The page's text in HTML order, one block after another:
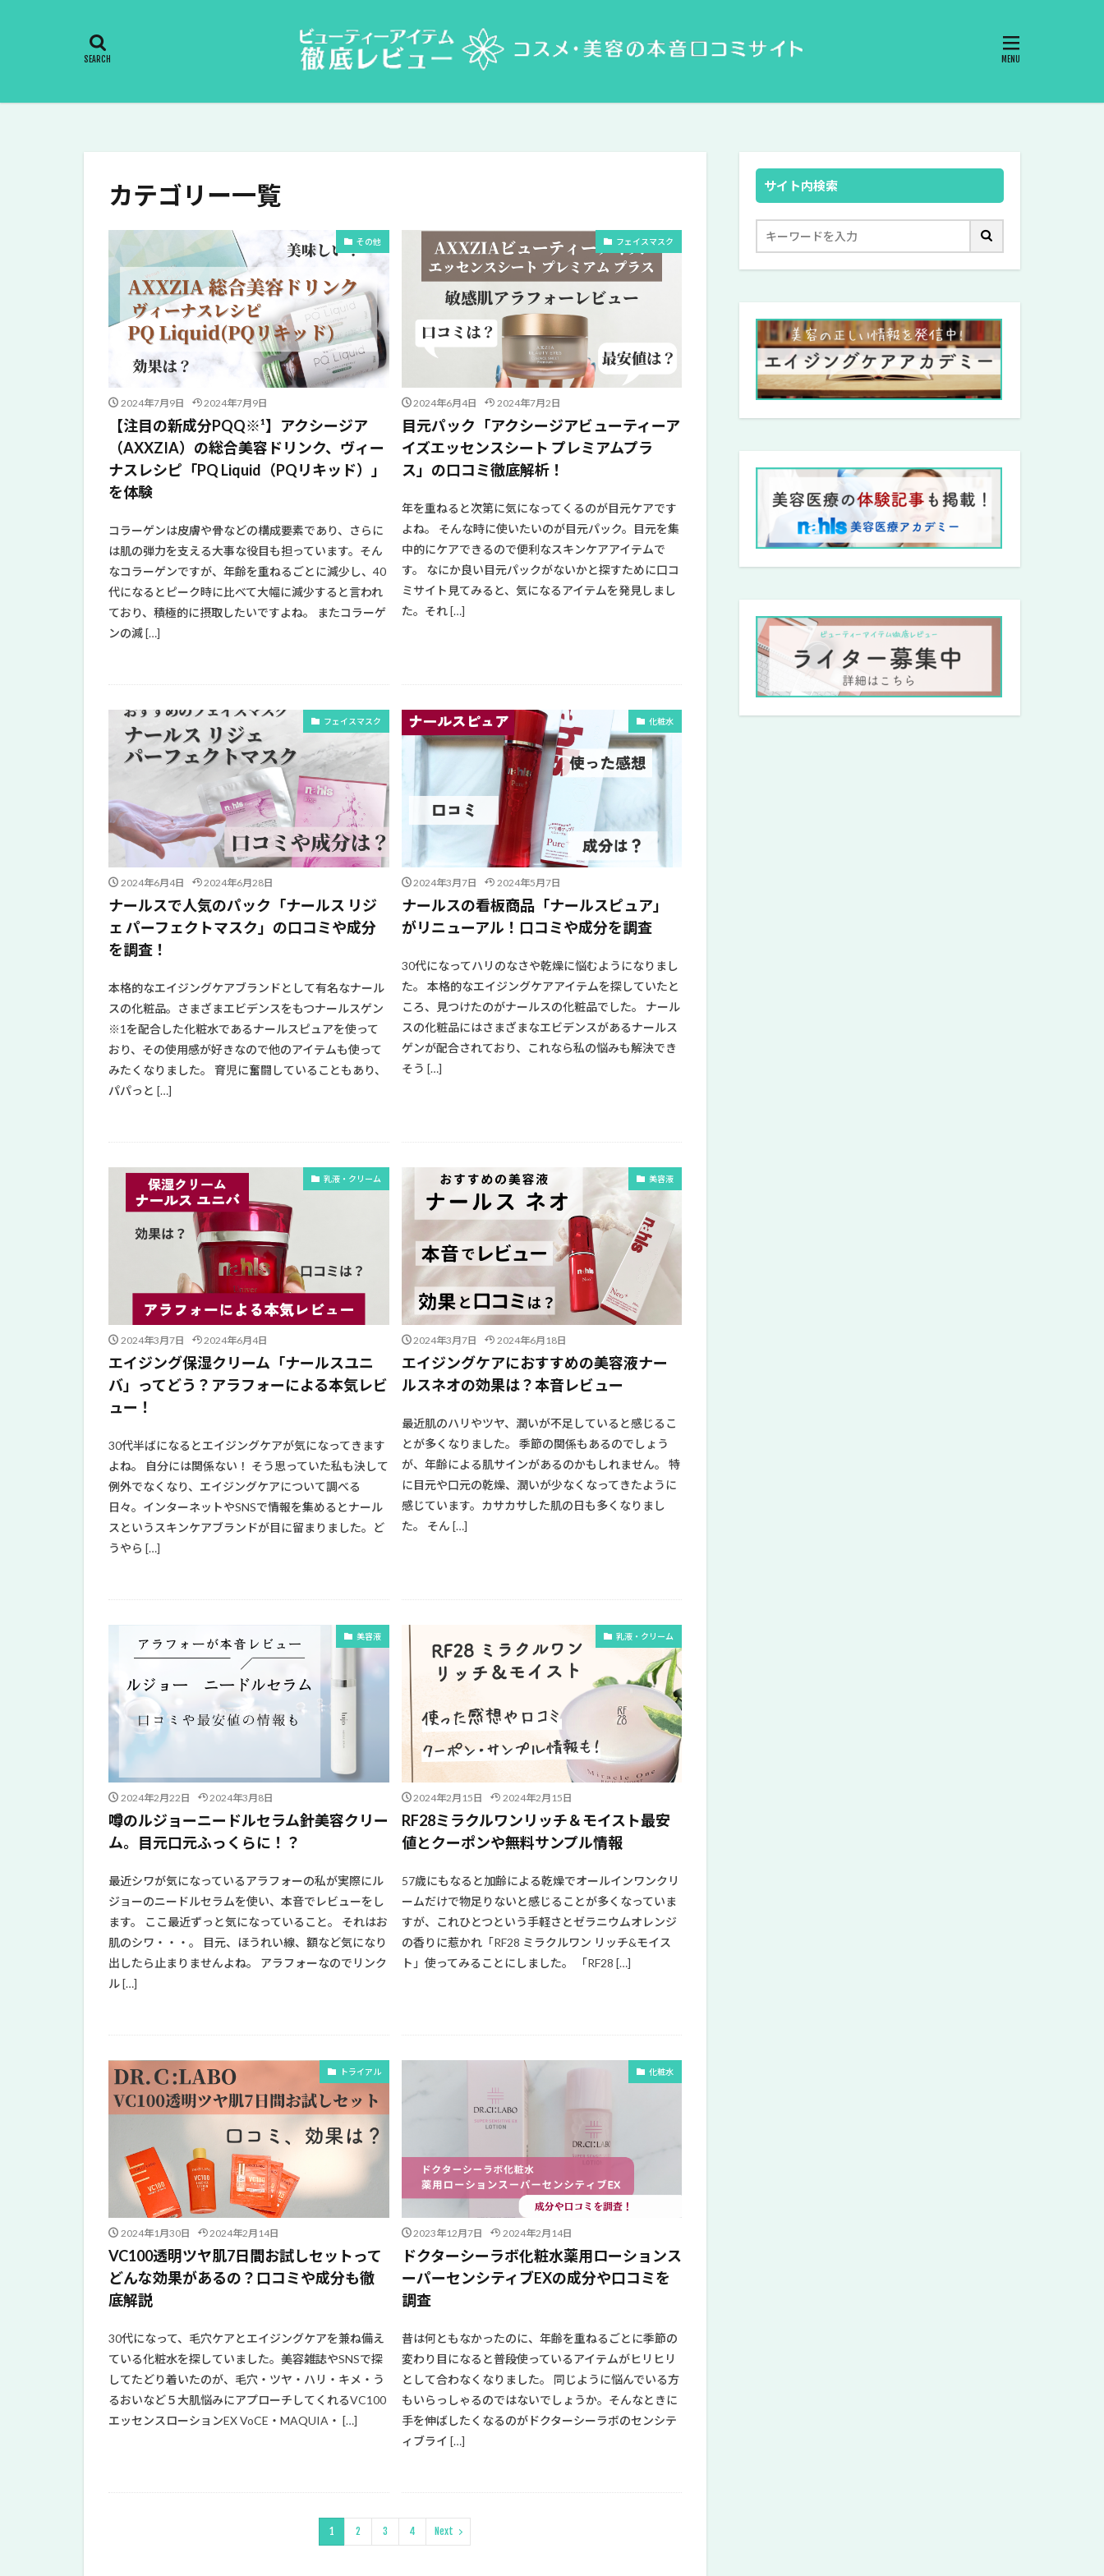
カテゴリー一覧
その他
2024年7月9日 2024年7月9日
【注目の新成分PQQ※¹】アクシージア
（AXXZIA）の総合美容ドリンク、ヴィー
ナスレシピ「PQ Liquid（PQリキッド）」
を体験
コラーゲンは皮膚や骨などの構成要素であり、さらに
は肌の弾力を支える大事な役目も担っています。そん
なコラーゲンですが、年齢を重ねるごとに減少し、40
代になるとピーク時に比べて大幅に減少すると言われ
ており、積極的に摂取したいですよね。 またコラーゲ
ンの減 […]
フェイスマスク
2024年6月4日 2024年7月2日
目元パック「アクシージアビューティーア
イズエッセンスシート プレミアムプラ
ス」の口コミ徹底解析！
年を重ねると次第に気になってくるのが目元ケアです
よね。 そんな時に使いたいのが目元パック。目元を集
中的にケアできるので便利なスキンケアアイテムで
す。 なにか良い目元パックがないかと探すために口コ
ミサイト見てみると、気になるアイテムを発見しまし
た。それ […]
フェイスマスク
2024年6月4日 2024年6月28日
ナールスで人気のパック「ナールス リジ
ェ パーフェクトマスク」の口コミや成分
を調査！
本格的なエイジングケアブランドとして有名なナール
スの化粧品。さまざまエビデンスをもつナールスゲン
※1を配合した化粧水であるナールスピュアを使って
おり、その使用感が好きなので他のアイテムも使って
みたくなりました。 育児に奮闘していることもあり、
パパっと […]
化粧水
2024年3月7日 2024年5月7日
ナールスの看板商品「ナールスピュア」
がリニューアル！口コミや成分を調査
30代になってハリのなさや乾燥に悩むようになりまし
た。 本格的なエイジングケアアイテムを探していたと
ころ、見つけたのがナールスの化粧品でした。 ナール
スの化粧品にはさまざまなエビデンスがあるナールス
ゲンが配合されており、これなら私の悩みも解決でき
そう […]
乳液・クリーム
2024年3月7日 2024年6月4日
エイジング保湿クリーム「ナールスユニ
バ」ってどう？アラフォーによる本気レビ
ュー！
30代半ばになるとエイジングケアが気になってきます
よね。 自分には関係ない！ そう思っていた私も決して
例外でなくなり、エイジングケアについて調べる
日々。インターネットやSNSで情報を集めるとナール
スというスキンケアブランドが目に留まりました。ど
うやら […]
美容液
2024年3月7日 2024年6月18日
エイジングケアにおすすめの美容液ナー
ルスネオの効果は？本音レビュー
最近肌のハリやツヤ、潤いが不足していると感じるこ
とが多くなりました。 季節の関係もあるのでしょう
が、年齢による肌サインがあるのかもしれません。 特
に目元や口元の乾燥、潤いが少なくなってきたように
感じています。カサカサした肌の日も多くなりまし
た。 そん […]
美容液
2024年2月22日 2024年3月8日
噂のルジョーニードルセラム針美容クリー
ム。目元口元ふっくらに！？
最近シワが気になっているアラフォーの私が実際にル
ジョーのニードルセラムを使い、本音でレビューをし
ます。 ここ最近ずっと気になっていること。 それはお
肌のシワ・・・。 目元、ほうれい線、額など気になり
出したら止まりませんよね。 アラフォーなのでリンク
ル […]
乳液・クリーム
2024年2月15日 2024年2月15日
RF28ミラクルワンリッチ＆モイスト最安
値とクーポンや無料サンプル情報
57歳にもなると加齢による乾燥でオールインワンクリ
ームだけで物足りないと感じることが多くなっていま
すが、これひとつという手軽さとゼラニウムオレンジ
の香りに惹かれ「RF28 ミラクルワン リッチ&モイス
ト」使ってみることにしました。 「RF28 […]
トライアル
2024年1月30日 2024年2月14日
VC100透明ツヤ肌7日間お試しセットって
どんな効果があるの？口コミや成分も徹
底解説
30代になって、毛穴ケアとエイジングケアを兼ね備え
ている化粧水を探していました。美容雑誌やSNSで探
してたどり着いたのが、毛穴・ツヤ・ハリ・キメ・う
るおいなど５大肌悩みにアプローチしてくれるVC100
エッセンスローションEX VoCE・MAQUIA・ […]
化粧水
2023年12月7日 2024年2月14日
ドクターシーラボ化粧水薬用ローションス
ーパーセンシティブEXの成分や口コミを
調査
昔は何ともなかったのに、年齢を重ねるごとに季節の
変わり目になると普段使っているアイテムがヒリヒリ
として合わなくなりました。 同じように悩んでいる方
もいらっしゃるのではないでしょうか。そんなときに
手を伸ばしたくなるのがドクターシーラボのセンシテ
ィブライ […]
1 2 3 4 Next
サイト内検索